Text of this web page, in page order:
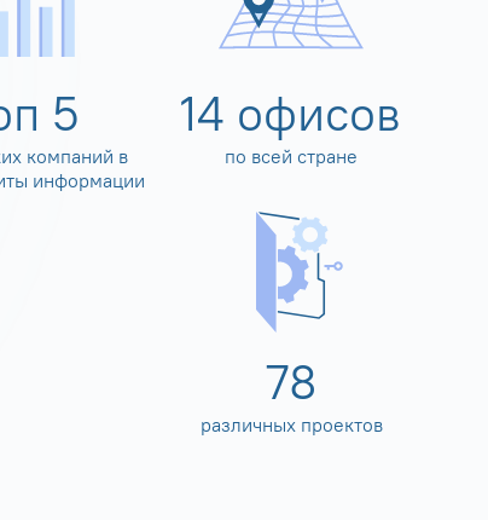
5
компаний в
информации
14 офисов
по всей стране
80
различных проектов